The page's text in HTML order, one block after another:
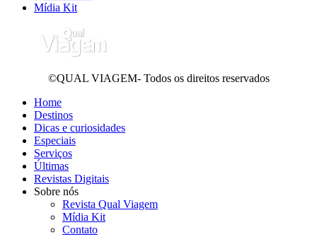
Mídia Kit
©QUAL VIAGEM- Todos os direitos reservados
Home
Destinos
Dicas e curiosidades
Especiais
Serviços
Últimas
Revistas Digitais
Sobre nós
Revista Qual Viagem
Mídia Kit
Contato